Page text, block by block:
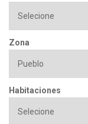
Zona
Habitaciones